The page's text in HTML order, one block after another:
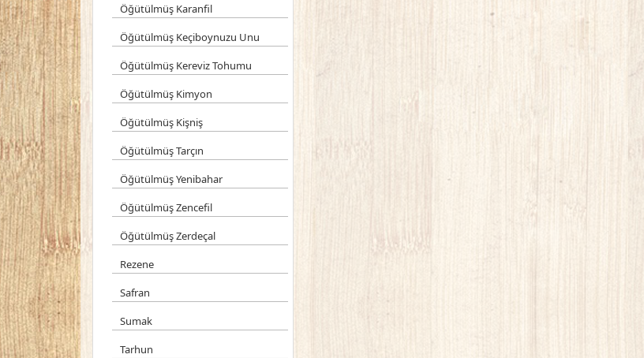
Öğütülmüş Karanfil
Öğütülmüş Keçiboynuzu Unu
Öğütülmüş Kereviz Tohumu
Öğütülmüş Kimyon
Öğütülmüş Kişniş
Öğütülmüş Tarçın
Öğütülmüş Yenibahar
Öğütülmüş Zencefil
Öğütülmüş Zerdeçal
Rezene
Safran
Sumak
Tarhun